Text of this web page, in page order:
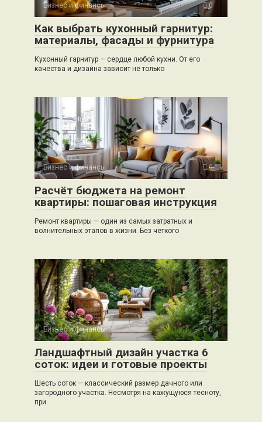
Бизнес и финансы 0
Как выбрать кухонный гарнитур:
материалы, фасады и фурнитура
Кухонный гарнитур — сердце любой кухни. От его
качества и дизайна зависит не только
Бизнес и финансы 0
Расчёт бюджета на ремонт
квартиры: пошаговая инструкция
Ремонт квартиры — один из самых затратных и
волнительных этапов в жизни. Без чёткого
Бизнес и финансы 0
Ландшафтный дизайн участка 6
соток: идеи и готовые проекты
Шесть соток — классический размер дачного или
загородного участка. Несмотря на кажущуюся тесноту,
при